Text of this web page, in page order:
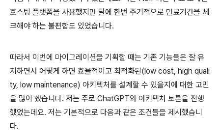
호스팅 플랫폼을 사용했지만 달에 한번 주기적으로 만료기간을 체
크해야 하는 불편함도 있었습니다.
따라서 이번에 마이그레이션을 기획할 때는 기존 기능들은 잘 유
지하면서 어떻게 하면 효율적이고 최적화된(low cost, high quali
ty, low maintenance) 아키텍처를 설계할 수 있을지에 대한 고민
을 많이 했습니다. 저는 주로 ChatGPT와 아키텍처 토론을 진행
했었는데요. 저는 기본적으로 다음과 같은 조건들을 제시했습니
다.